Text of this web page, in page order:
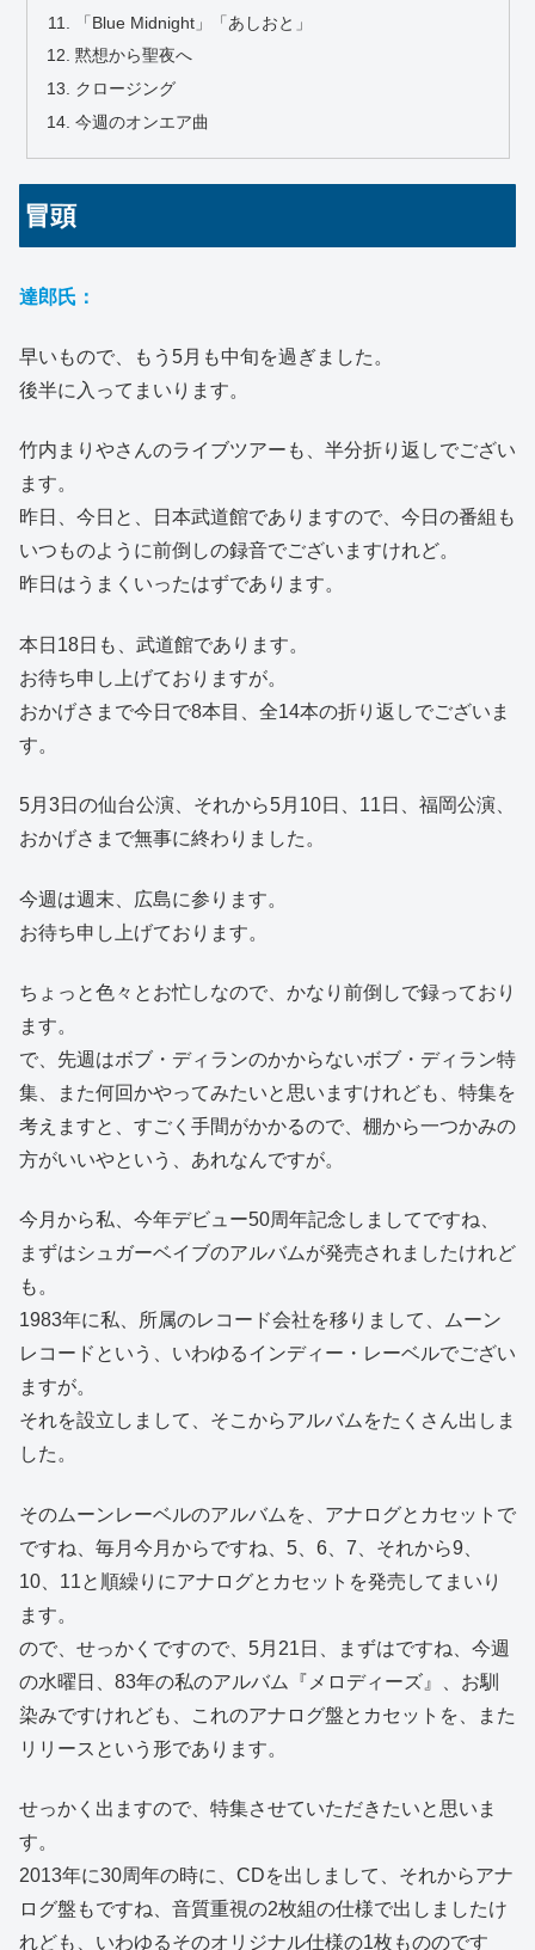
「Blue Midnight」「あしおと」
黙想から聖夜へ
クロージング
今週のオンエア曲
冒頭
達郎氏：
早いもので、もう5月も中旬を過ぎました。
後半に入ってまいります。
竹内まりやさんのライブツアーも、半分折り返しでござい
ます。
昨日、今日と、日本武道館でありますので、今日の番組も
いつものように前倒しの録音でございますけれど。
昨日はうまくいったはずであります。
本日18日も、武道館であります。
お待ち申し上げておりますが。
おかげさまで今日で8本目、全14本の折り返しでございま
す。
5月3日の仙台公演、それから5月10日、11日、福岡公演、
おかげさまで無事に終わりました。
今週は週末、広島に参ります。
お待ち申し上げております。
ちょっと色々とお忙しなので、かなり前倒しで録っており
ます。
で、先週はボブ・ディランのかからないボブ・ディラン特
集、また何回かやってみたいと思いますけれども、特集を
考えますと、すごく手間がかかるので、棚から一つかみの
方がいいやという、あれなんですが。
今月から私、今年デビュー50周年記念しましてですね、
まずはシュガーベイブのアルバムが発売されましたけれど
も。
1983年に私、所属のレコード会社を移りまして、ムーン
レコードという、いわゆるインディー・レーベルでござい
ますが。
それを設立しまして、そこからアルバムをたくさん出しま
した。
そのムーンレーベルのアルバムを、アナログとカセットで
ですね、毎月今月からですね、5、6、7、それから9、
10、11と順繰りにアナログとカセットを発売してまいり
ます。
ので、せっかくですので、5月21日、まずはですね、今週
の水曜日、83年の私のアルバム『メロディーズ』、お馴
染みですけれども、これのアナログ盤とカセットを、また
リリースという形であります。
せっかく出ますので、特集させていただきたいと思いま
す。
2013年に30周年の時に、CDを出しまして、それからアナ
ログ盤もですね、音質重視の2枚組の仕様で出しましたけ
れども、いわゆるそのオリジナル仕様の1枚もののです